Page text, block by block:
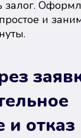
залог.
и
и отказ